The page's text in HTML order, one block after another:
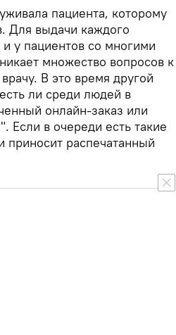
пациента, которому
Для выдачи каждого
и у пациентов со многими
множество вопросов к
В это время другой
ли среди людей в
онлайн-заказ или
Если в очереди есть такие
приносит распечатанный